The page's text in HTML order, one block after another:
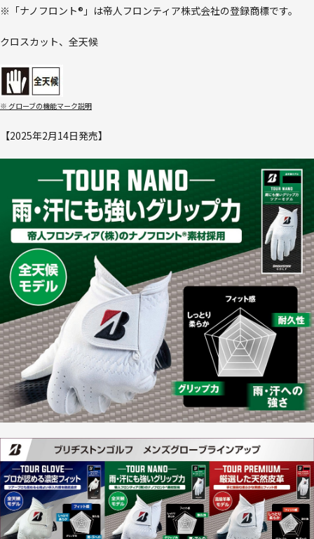
※「ナノフロント®」は帝人フロンティア株式会社の登録商標です。
クロスカット、全天候
※ グローブの機能マーク説明
【2025年2月14日発売】